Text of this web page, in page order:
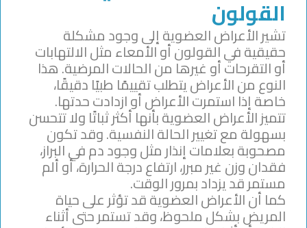
القولون
تشير الأعراض العضوية إلى وجود مشكلة
حقيقية في القولون أو الأمعاء مثل الالتهابات
أو التقرحات أو غيرها من الحالات المرضية. هذا
النوع من الأعراض يتطلب تقييمًا طبيًا دقيقًا،
خاصة إذا استمرت الأعراض أو ازدادت حدتها.
تتميز الأعراض العضوية بأنها أكثر ثباتًا ولا تتحسن
بسهولة مع تغيير الحالة النفسية. وقد تكون
مصحوبة بعلامات إنذار مثل وجود دم في البراز،
فقدان وزن غير مبرر، ارتفاع درجة الحرارة، أو ألم
مستمر قد يزداد بمرور الوقت.
كما أن الأعراض العضوية قد تؤثر على حياة
المريض بشكل ملحوظ، وقد تستمر حتى أثناء